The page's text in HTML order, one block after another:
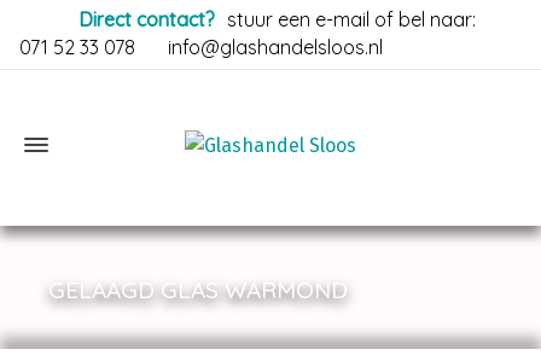
Direct contact? stuur een e-mail of bel naar:
071 52 33 078
info@glashandelsloos.nl
GELAAGD GLAS WARMOND